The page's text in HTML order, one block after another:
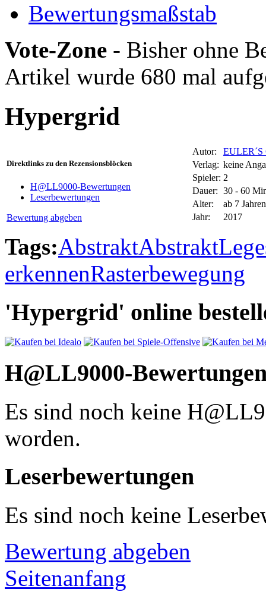
Bewertungsmaßstab
Vote-Zone - Bisher ohne
Artikel wurde 680 mal
Hypergrid
Direktlinks zu den Rezensionsblöcken
H@LL9000-Bewertungen
Leserbewertungen
Bewertung abgeben
Autor:
Verlag: keine
Spieler: 2
Dauer: 30 - 60
Alter:
ab 7 Jahren
Jahr:
2017
Tags:AbstraktAbstrakt
erkennenRasterbewegung
'Hypergrid' online
H@LL9000-
Es sind noch keine
worden.
Leserbewertungen
Es sind noch keine
Bewertung abgeben
Seitenanfang